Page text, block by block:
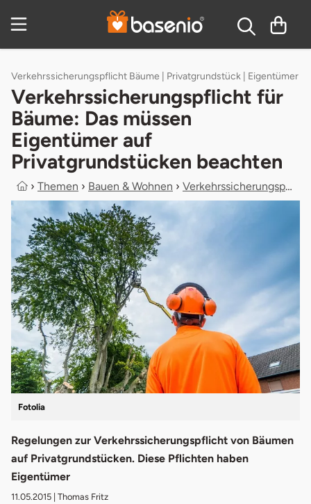
Inhaltsverzeichnis
Verkehrssicherungspflicht Bäume | Privatgrundstück | Eigentümer
Verkehrssicherungspflicht für
Bäume: Das müssen
Eigentümer auf
Privatgrundstücken beachten
› Themen › Bauen & Wohnen › Verkehrssicherungspflicht für Bäume...
Fotolia
Regelungen zur Verkehrssicherungspflicht von Bäumen
auf Privatgrundstücken. Diese Pflichten haben
Eigentümer
11.05.2015 | Thomas Fritz